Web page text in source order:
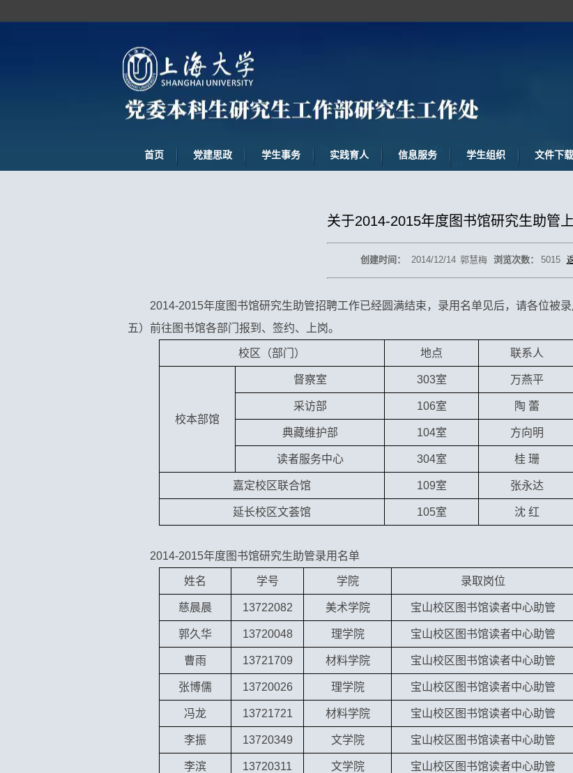
首页 党建思政 学生事务 实践育人 信息服务 学生组织 文件下载
关于2014-2015年度图书馆研究生助管
创建时间： 2014/12/14 郭慧梅 浏览次数： 5015
2014-2015年度图书馆研究生助管招聘工作已经圆满结束，录用名单见后，请各位被
五）前往图书馆各部门报到、签约、上岗。
校区（部门） 地点 联系人
校本部馆
督察室 303室 万燕平
采访部 106室 陶 蕾
典藏维护部 104室 方向明
读者服务中心 304室 桂 珊
嘉定校区联合馆 109室 张永达
延长校区文荟馆 105室 沈 红
2014-2015年度图书馆研究生助管录用名单
姓名 学号 学院 录取岗位
慈晨晨 13722082 美术学院 宝山校区图书馆读者中心助管
郭久华 13720048 理学院 宝山校区图书馆读者中心助管
曹雨 13721709 材料学院 宝山校区图书馆读者中心助管
张博儒 13720026 理学院 宝山校区图书馆读者中心助管
冯龙 13721721 材料学院 宝山校区图书馆读者中心助管
李振 13720349 文学院 宝山校区图书馆读者中心助管
李滨 13720311 文学院 宝山校区图书馆读者中心助管